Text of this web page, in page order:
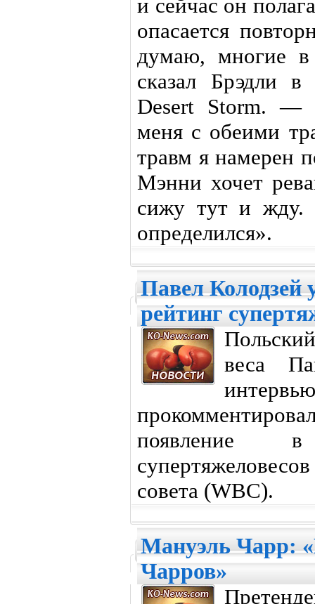
и сейчас он
опасается
думаю, многие
сказал Брэдли
Desert Storm. —
меня с обеими
травм я намерен
Мэнни хочет
сижу тут и
определился».
Павел Колодзей
рейтинг
веса
появление
совета (WBC).
Мануэль Чарр:
Чарров»